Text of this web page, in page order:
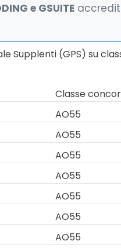
e GSUITE
Supplenti (GPS) su
Classe
AO55
AO55
AO55
AO55
AO55
AO55
AO55